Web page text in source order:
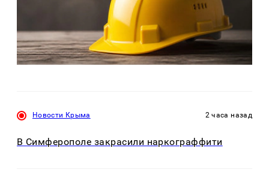
Новости Крыма 2 часа назад
В Симферополе закрасили наркограффити